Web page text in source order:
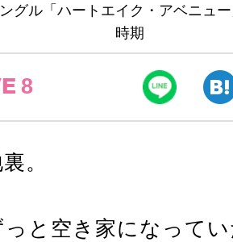
グル「ハートエイク・アベニュ
時期
8
。
と空き家になって